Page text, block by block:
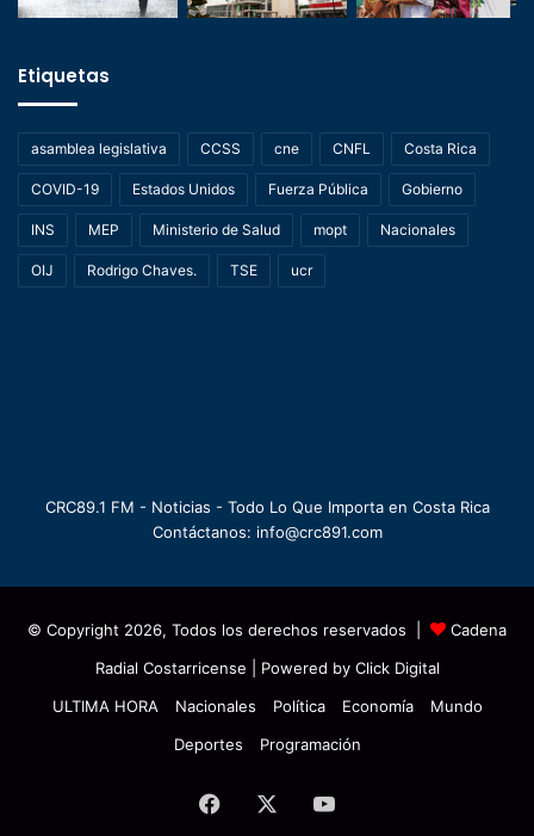
Etiquetas
asamblea legislativa CCSS cne CNFL Costa Rica
COVID-19 Estados Unidos Fuerza Pública Gobierno
INS MEP Ministerio de Salud mopt Nacionales
OIJ Rodrigo Chaves. TSE ucr
CRC89.1 FM - Noticias - Todo Lo Que Importa en Costa Rica
Contáctanos: info@crc891.com
© Copyright 2026, Todos los derechos reservados |
Cadena
Radial Costarricense | Powered by Click Digital
ULTIMA HORA
Nacionales Política Economía
Mundo
Deportes
Programación
Facebook